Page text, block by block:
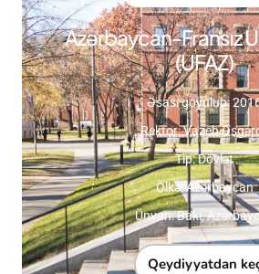
Azərbaycan-Fransız
(UFAZ)
Əsası qoyulub:
Rektor: Vazeh
Tip: Dövlət
Ölkə: Azərbaycan
Ünvan: Bakı,
Qeydiyyatdan